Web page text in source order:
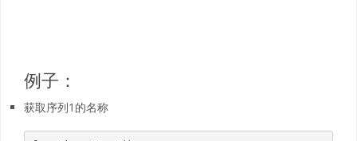
例子：
获取序列1的名称